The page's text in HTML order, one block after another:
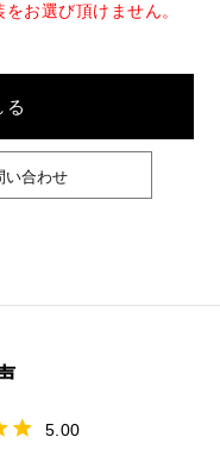
お選び頂けません。
い合わせ
5.00